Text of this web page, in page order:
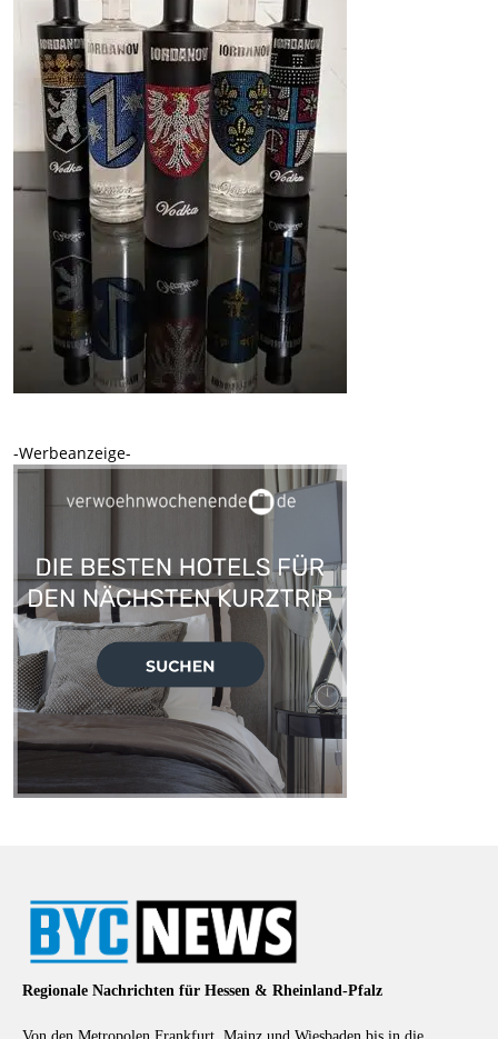
-Werbeanzeige-
Regionale Nachrichten für Hessen & Rheinland-Pfalz